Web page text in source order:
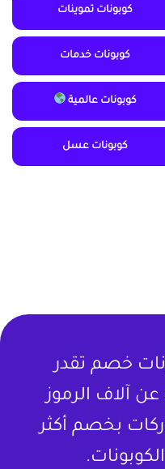
كوبونات تموينات
كوبونات خدمات
كوبونات عالمية
كوبونات عسل
خصم تقدر
آلاف الرموز
بخصم أكثر